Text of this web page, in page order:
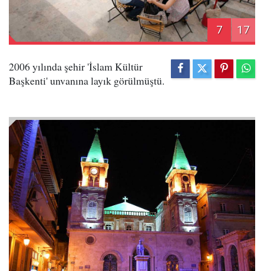
7 17
2006 yılında şehir 'İslam Kültür
Başkenti' unvanına layık görülmüştü.